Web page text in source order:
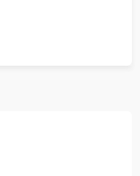
шумов,
в поддоне.